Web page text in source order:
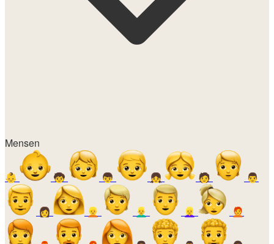
Mensen
👶 🧒 👦 👧 🧑 👨
👩 👱 👱‍♂️ 👱‍♀️ 🧑‍🦰